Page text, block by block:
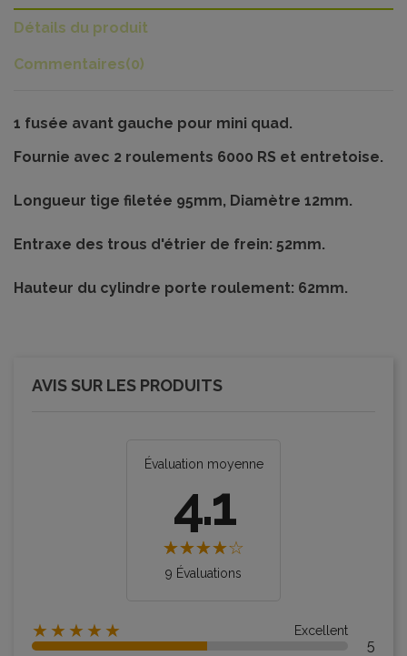
Détails du produit
Commentaires(0)
1 fusée avant gauche pour mini quad.
Fournie avec 2 roulements 6000 RS et entretoise.
Longueur tige filetée 95mm, Diamètre 12mm.
Entraxe des trous d'étrier de frein: 52mm.
Hauteur du cylindre porte roulement: 62mm.
AVIS SUR LES PRODUITS
Évaluation moyenne
4.1
9 Évaluations
★★★★★ Excellent
5